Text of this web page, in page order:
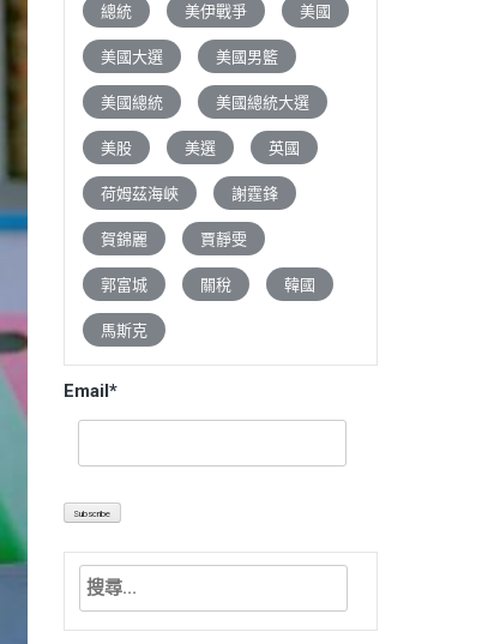
總統 美伊戰爭 美國
美國大選 美國男籃
美國總統 美國總統大選
美股 美選 英國
荷姆茲海峽 謝霆鋒
賀錦麗 賈靜雯
郭富城 關稅 韓國
馬斯克
Email*
搜
關